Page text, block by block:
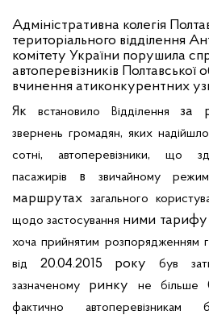
Адміністративна колегія
територіального відділення
комітету України порушила
автоперевізників Полтавської
вчинення атиконкурентних
Як
встановило Відділення за
звернень громадян, яких надійшло
сотні, автоперевізники, що
пасажирів
в звичайному
маршрутах загального
щодо застосування ними
хоча прийнятим розпорядженням
від 20.04.2015 року був
зазначеному ринку небільше
фактично
автоперевізникам